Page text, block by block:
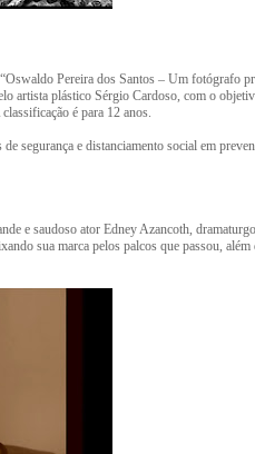
Pereira dos Santos – Um fotógrafo
artista plástico Sérgio Cardoso, com o
é para 12 anos.
segurança e distanciamento social em
e saudoso ator Edney Azancoth,
sua marca pelos palcos que passou, além